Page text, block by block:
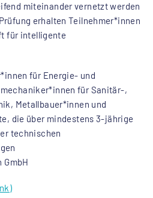
miteinander vernetzt werden
erhalten Teilnehmer*innen
für intelligente
für Energie- und
für Sanitär-,
Metallbauer*innen und
die über mindestens 3-jährige
technischen